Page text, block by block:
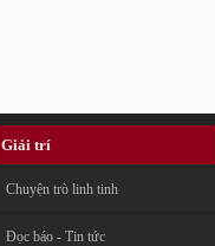
Giải trí
Chuyện trò linh tinh
Đọc báo - Tin tức